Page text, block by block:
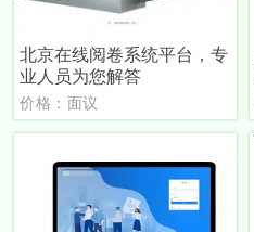
北京在线阅卷系统平台，专
业人员为您解答
价格：面议